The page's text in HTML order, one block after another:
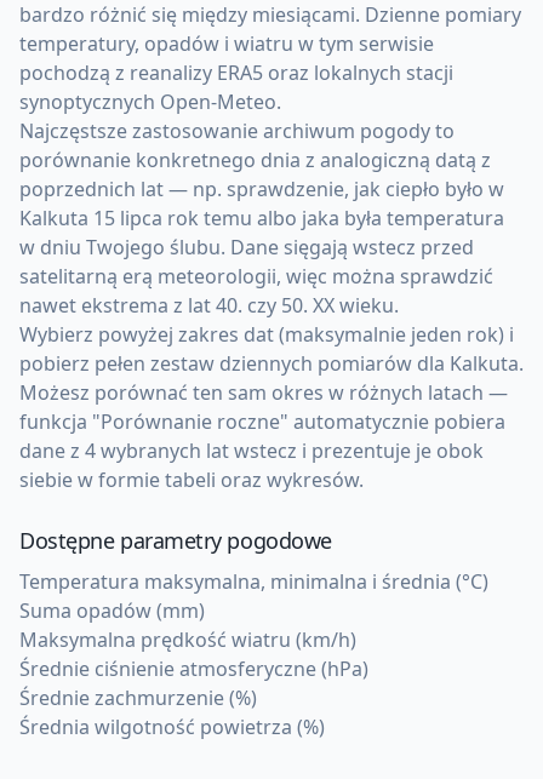
bardzo różnić się między miesiącami. Dzienne pomiary
temperatury, opadów i wiatru w tym serwisie
pochodzą z reanalizy ERA5 oraz lokalnych stacji
synoptycznych Open-Meteo.
Najczęstsze zastosowanie archiwum pogody to
porównanie konkretnego dnia z analogiczną datą z
poprzednich lat — np. sprawdzenie, jak ciepło było w
Kalkuta 15 lipca rok temu albo jaka była temperatura
w dniu Twojego ślubu. Dane sięgają wstecz przed
satelitarną erą meteorologii, więc można sprawdzić
nawet ekstrema z lat 40. czy 50. XX wieku.
Wybierz powyżej zakres dat (maksymalnie jeden rok) i
pobierz pełen zestaw dziennych pomiarów dla Kalkuta.
Możesz porównać ten sam okres w różnych latach —
funkcja "Porównanie roczne" automatycznie pobiera
dane z 4 wybranych lat wstecz i prezentuje je obok
siebie w formie tabeli oraz wykresów.
Dostępne parametry pogodowe
Temperatura maksymalna, minimalna i średnia (°C)
Suma opadów (mm)
Maksymalna prędkość wiatru (km/h)
Średnie ciśnienie atmosferyczne (hPa)
Średnie zachmurzenie (%)
Średnia wilgotność powietrza (%)